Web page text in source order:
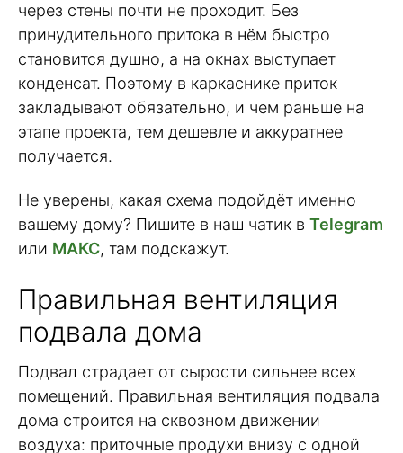
через стены почти не проходит. Без
принудительного притока в нём быстро
становится душно, а на окнах выступает
конденсат. Поэтому в каркаснике приток
закладывают обязательно, и чем раньше на
этапе проекта, тем дешевле и аккуратнее
получается.
Не уверены, какая схема подойдёт именно
вашему дому? Пишите в наш чатик в Telegram
или МАКС, там подскажут.
Правильная вентиляция
подвала дома
Подвал страдает от сырости сильнее всех
помещений. Правильная вентиляция подвала
дома строится на сквозном движении
воздуха: приточные продухи внизу с одной